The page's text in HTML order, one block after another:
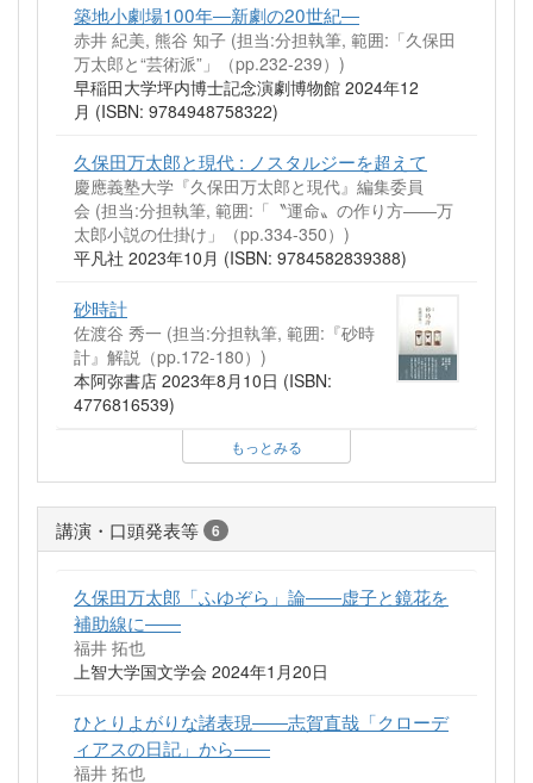
築地小劇場100年―新劇の20世紀―
赤井 紀美, 熊谷 知子 (担当:分担執筆, 範囲:「久保田
万太郎と“芸術派”」（pp.232-239）)
早稲田大学坪内博士記念演劇博物館 2024年12
月 (ISBN: 9784948758322)
久保田万太郎と現代 : ノスタルジーを超えて
慶應義塾大学『久保田万太郎と現代』編集委員
会 (担当:分担執筆, 範囲:「〝運命〟の作り方――万
太郎小説の仕掛け」（pp.334-350）)
平凡社 2023年10月 (ISBN: 9784582839388)
砂時計
佐渡谷 秀一 (担当:分担執筆, 範囲:『砂時
計』解説（pp.172-180）)
本阿弥書店 2023年8月10日 (ISBN:
4776816539)
もっとみる
講演・口頭発表等 6
久保田万太郎「ふゆぞら」論――虚子と鏡花を
補助線に――
福井 拓也
上智大学国文学会 2024年1月20日
ひとりよがりな諸表現――志賀直哉「クローデ
ィアスの日記」から――
福井 拓也